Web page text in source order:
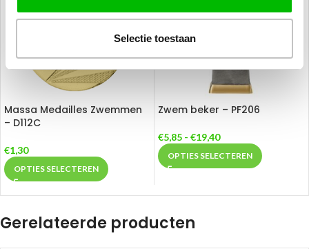
Selectie toestaan
Massa Medailles Zwemmen
– D112C
€1,30
OPTIES SELECTEREN
Zwem beker – PF206
€5,85 - €19,40
OPTIES SELECTEREN
Gerelateerde producten